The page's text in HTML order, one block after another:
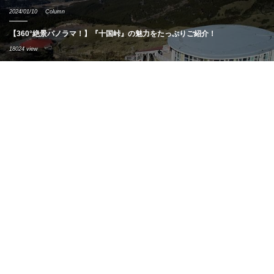
2024/01/10 Column
【360°絶景パノラマ！】『十国峠』の魅力をたっぷりご紹介！
18024 view